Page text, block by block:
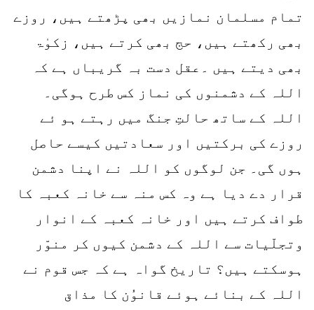
تمام مسلمان نمازیں بھی پڑھتے ہیں، روزے
بھی رکھتے ہیں، حج بھی کرتے ہیں، زکوٰۃ
بھی دیتے ہیں ۔عقل دست بہ گریباں ہے کہ
اللہ کے دشمنوں کی نماز کس طرح ہوگی۔
اللہ کے ساتھ حالتِ جنگ میں رہتے ہو ئے
روزے کی برکتیں اور سعادتیں کیسے حاصل
ہوں گی۔ جن لوگوں کو اللہ نے اپنا دشمن
قرار دے دیا ہے وہ کس منہ سے خانہ کعبہ کا
طواف کرتے ہیں اور خانہ کعبہ کے انوار
وتجلّیات سے اللہ کے دشمن کیوں کر منوّر
ہوسکتے ہیں؟ تاریخ گواہ ہے کہ جس قوم نے
اللہ کے بنائے ہوئے قانوُن کا مذاق